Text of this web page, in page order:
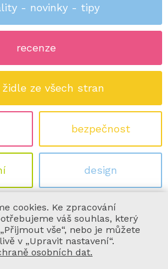
- novinky - tipy
recenze
ze všech stran
bezpečnost
design
certifikace
cookies. Ke zpracování
váš souhlas, který
vše“, nebo je můžete
v „Upravit nastavení“.
osobních dat.